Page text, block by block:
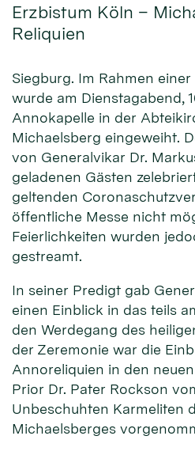
Erzbistum Köln –
Reliquien
Siegburg. Im Rahmen
wurde am Dienstagabend,
Annokapelle in der
Michaelsberg eingeweiht.
von Generalvikar Dr.
geladenen Gästen
geltenden
öffentliche Messe nicht
Feierlichkeiten wurden
gestreamt.
In seiner Predigt gab
einen Einblick in das teils
den Werdegang des
der Zeremonie war die
Annoreliquien in den
Prior Dr. Pater Rockson
Unbeschuhten Karmeliten
Michaelsberges